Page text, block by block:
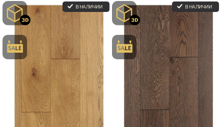
В НАЛИЧИИ В НАЛИЧИИ